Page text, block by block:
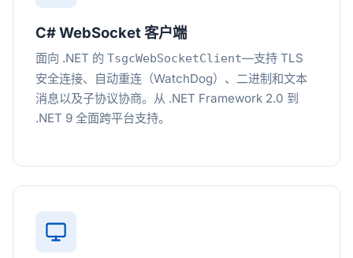
C# WebSocket 客户端
面向 .NET 的 TsgcWebSocketClient—支持 TLS
安全连接、自动重连（WatchDog）、二进制和文本
消息以及子协议协商。从 .NET Framework 2.0 到
.NET 9 全面跨平台支持。